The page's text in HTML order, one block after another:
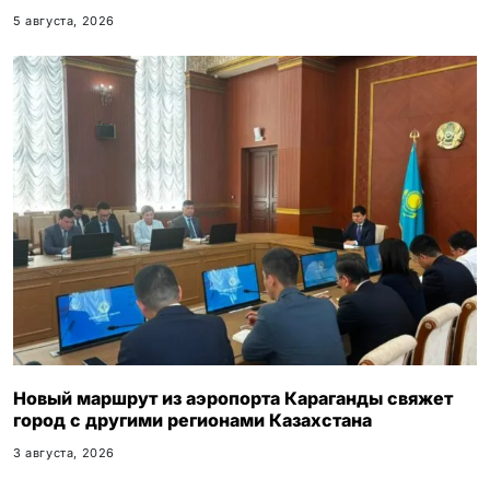
5 августа, 2026
Новый маршрут из аэропорта Караганды свяжет
город с другими регионами Казахстана
3 августа, 2026